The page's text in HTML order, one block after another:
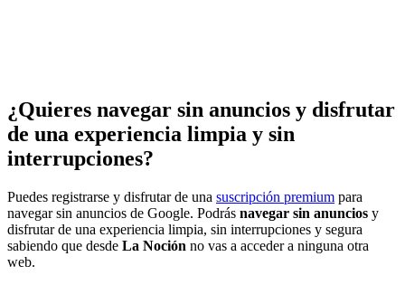
¿Quieres navegar sin anuncios y disfrutar
de una experiencia limpia y sin
interrupciones?
Puedes registrarse y disfrutar de una suscripción premium para
navegar sin anuncios de Google. Podrás navegar sin anuncios y
disfrutar de una experiencia limpia, sin interrupciones y segura
sabiendo que desde La Noción no vas a acceder a ninguna otra
web.